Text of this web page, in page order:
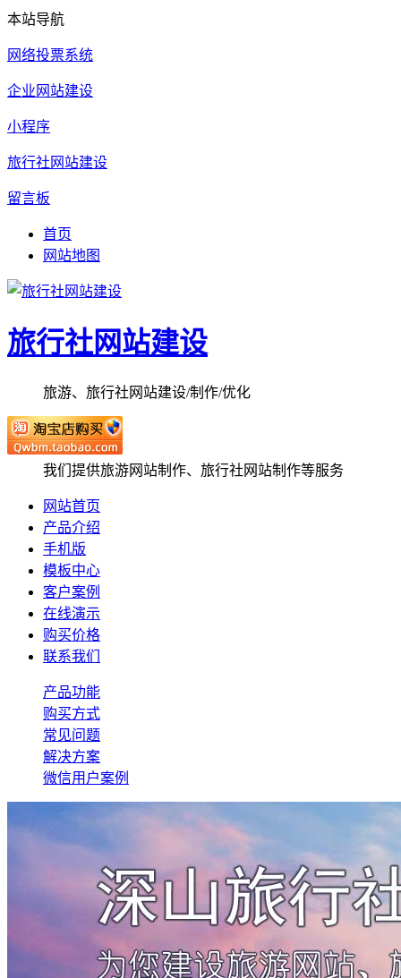
本站导航
网络投票系统
企业网站建设
小程序
旅行社网站建设
留言板
首页
网站地图
旅行社网站建设
旅游、旅行社网站建设/制作/优化
我们提供旅游网站制作、旅行社网站制作等服务
网站首页
产品介绍
手机版
模板中心
客户案例
在线演示
购买价格
联系我们
产品功能
购买方式
常见问题
解决方案
微信用户案例